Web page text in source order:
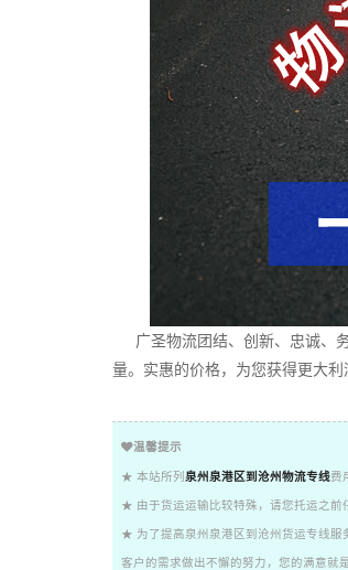
广圣物流团结、创新、忠诚、
量。实惠的价格，为您获得更大
温馨提示
★ 本站所列 泉州泉港区到沧州物流专线费
★ 由于货运运输比较特殊，请您托运之前
★ 为了提高泉州泉港区到沧州货运专线服
客户的需求做出不懈的努力，您的满意就